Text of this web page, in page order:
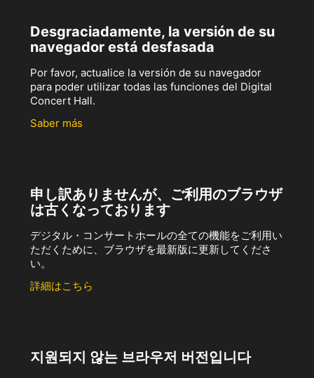
Desgraciadamente, la versión de su
navegador está desfasada
Por favor, actualice la versión de su navegador
para poder utilizar todas las funciones del Digital
Concert Hall.
Saber más
申し訳ありませんが、ご利用のブラウザ
は古くなっております
デジタル・コンサートホールの全ての機能をご利用い
ただくために、ブラウザを最新版に更新してくださ
い。
詳細はこちら
지원되지 않는 브라우저 버전입니다